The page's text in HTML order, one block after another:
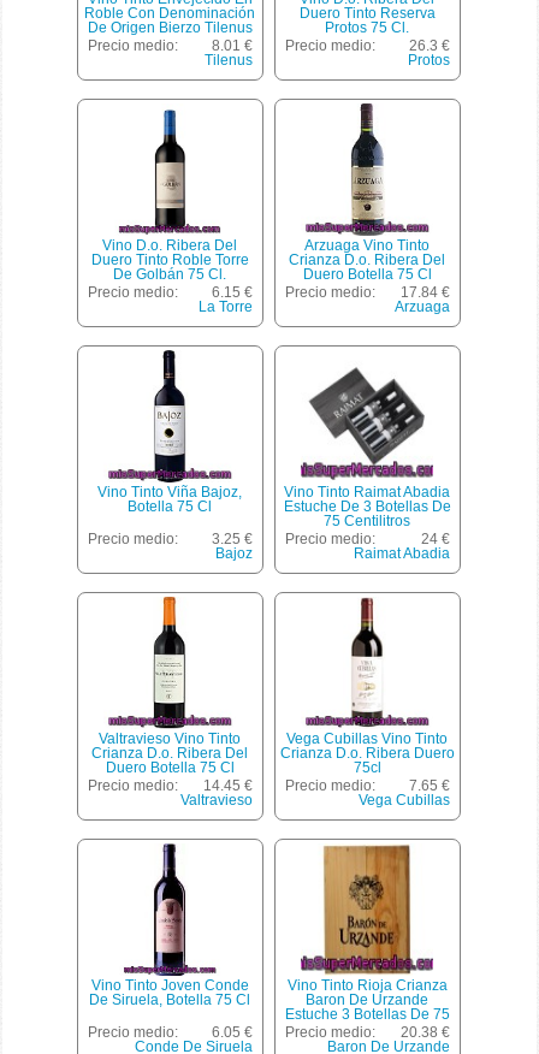
Roble Con Denominación
De Origen Bierzo Tilenus
Botella De 75 Centilitros
Precio medio:
8.01 €
Tilenus
Duero Tinto Reserva
Protos 75 Cl.
Precio medio:
26.3 €
Protos
Vino D.o. Ribera Del
Duero Tinto Roble Torre
De Golbán 75 Cl.
Precio medio:
6.15 €
La Torre
Arzuaga Vino Tinto
Crianza D.o. Ribera Del
Duero Botella 75 Cl
Precio medio:
17.84 €
Arzuaga
Vino Tinto Viña Bajoz,
Botella 75 Cl
Precio medio:
3.25 €
Bajoz
Vino Tinto Raimat Abadia
Estuche De 3 Botellas De
75 Centilitros
Precio medio:
24 €
Raimat Abadia
Valtravieso Vino Tinto
Crianza D.o. Ribera Del
Duero Botella 75 Cl
Precio medio:
14.45 €
Valtravieso
Vega Cubillas Vino Tinto
Crianza D.o. Ribera Duero
75cl
Precio medio:
7.65 €
Vega Cubillas
Vino Tinto Joven Conde
De Siruela, Botella 75 Cl
Precio medio:
6.05 €
Conde De Siruela
Vino Tinto Rioja Crianza
Baron De Urzande
Estuche 3 Botellas De 75
Centilitros
Precio medio:
20.38 €
Baron De Urzande